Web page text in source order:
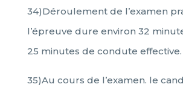
34)Déroulement de l’examen
l’épreuve dure environ 32
25 minutes de condute effective.
35)Au cours de l’examen. le